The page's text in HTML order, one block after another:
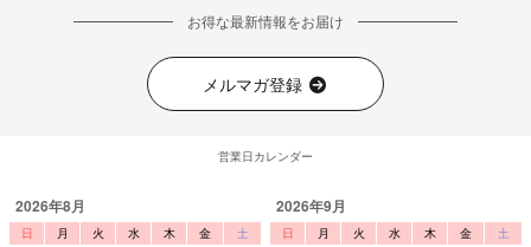
お得な最新情報をお届け
メルマガ登録
営業日カレンダー
2026年8月
日 月 火 水 木 金
土
2026年9月
日 月 火 水 木 金
土